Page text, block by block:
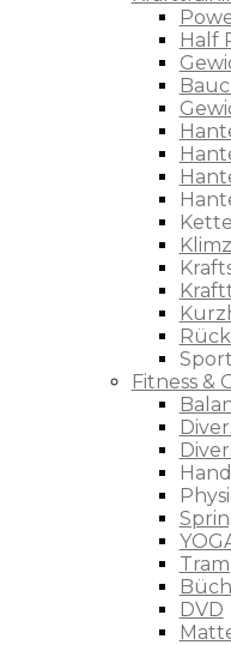
Half
Fitness &
DVD